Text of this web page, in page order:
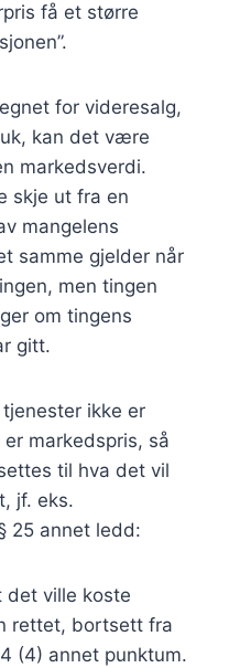
få et større
for videresalg,
kan det være
markedsverdi.
skje ut fra en
mangelens
samme gjelder når
men tingen
om tingens
gitt.
ikke er
markedspris, så
til hva det vil
jf. eks.
25 annet ledd:
det ville koste
rettet, bortsett fra
(4) annet punktum.